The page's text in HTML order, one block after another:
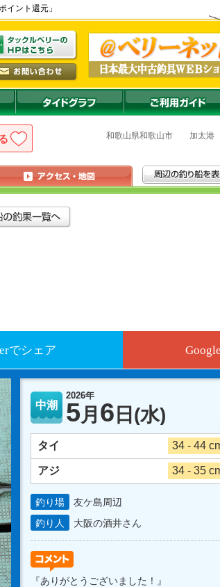
イント還元」
和歌山県和歌山市 加太港
でシェア
中潮
2026年
5月 6 日 (水)
タイ 34 - 44
アジ 34 - 35
釣り場
友ケ島周辺
釣り人
大阪の酒井さん
『ありがとうございました！』